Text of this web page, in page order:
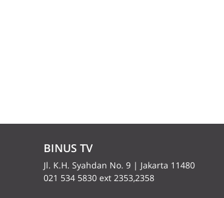
BINUS TV
Jl. K.H. Syahdan No. 9 | Jakarta 11480
021 534 5830 ext 2353,2358